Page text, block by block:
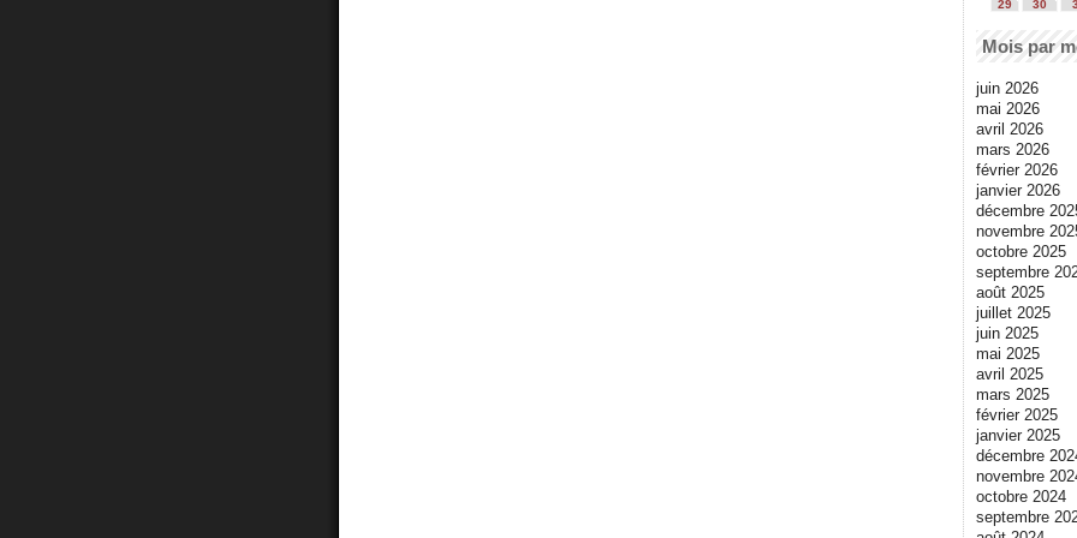
29
30
Mois par
juin 2026
mai 2026
avril 2026
mars 2026
février 2026
janvier 2026
décembre
novembre
octobre 2025
septembre
août 2025
juillet 2025
juin 2025
mai 2025
avril 2025
mars 2025
février 2025
janvier 2025
décembre
novembre
octobre 2024
septembre